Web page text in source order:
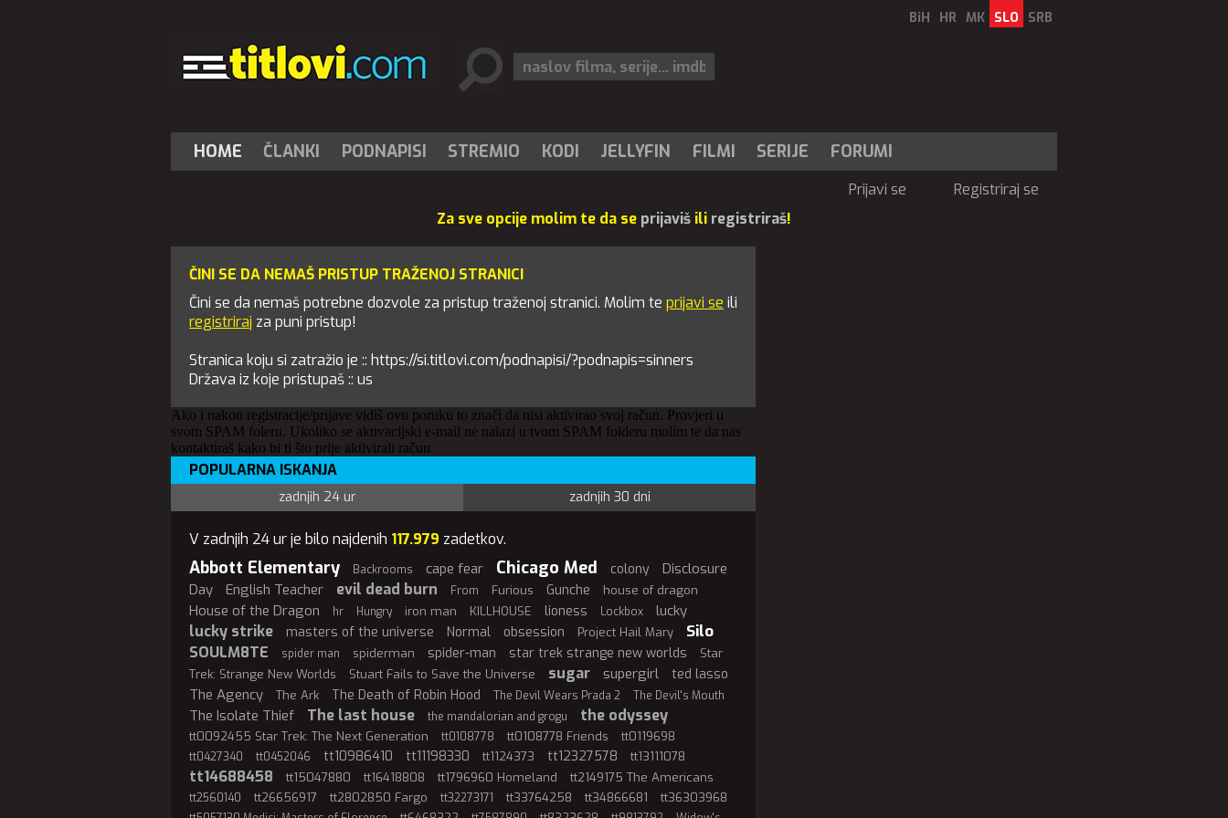
BiH HR MK SLO SRB
HOME ČLANKI PODNAPISI STREMIO KODI JELLYFIN FILMI SERIJE FORUMI
Prijavi se
Registriraj se
Za sve opcije molim te da se prijaviš ili registriraš!
ČINI SE DA NEMAŠ PRISTUP TRAŽENOJ STRANICI
Čini se da nemaš potrebne dozvole za pristup traženoj stranici. Molim te prijavi se ili
registriraj za puni pristup!
Stranica koju si zatražio je :: https://si.titlovi.com/podnapisi/?podnapis=sinners
Država iz koje pristupaš :: us
Ako i nakon registracije/prijave vidiš ovu poruku to znači da nisi aktivirao svoj račun. Provjeri u
svom SPAM foleru. Ukoliko se aktivacijski e-mail ne nalazi u tvom SPAM folderu molim te da nas
kontaktiraš kako bi ti što prije aktivirali račun
POPULARNA ISKANJA
zadnjih 24 ur zadnjih 30 dni
V zadnjih 24 ur je bilo najdenih 117.979 zadetkov.
Abbott Elementary Backrooms cape fear Chicago Med colony
Disclosure
Day
English Teacher evil dead burn From Furious Gunche house of dragon
House of the Dragon hr Hungry iron man KILLHOUSE lioness Lockbox lucky
lucky strike masters of the universe Normal obsession Project Hail Mary Silo
SOULM8TE spider man spiderman spider-man star trek strange new worlds
Star
Trek: Strange New Worlds
Stuart Fails to Save the Universe sugar supergirl ted lasso
The Agency The Ark The Death of Robin Hood The Devil Wears Prada 2 The Devil's Mouth
The Isolate Thief The last house the mandalorian and grogu the odyssey
tt0092455 Star Trek: The Next Generation tt0108778 tt0108778 Friends tt0119698
tt0427340 tt0452046 tt10986410 tt11198330 tt1124373 tt12327578 tt13111078
tt14688458 tt15047880 tt16418808 tt1796960 Homeland tt2149175 The Americans
tt2560140 tt26656917 tt2802850 Fargo tt32273171 tt33764258 tt34866681 tt36303968